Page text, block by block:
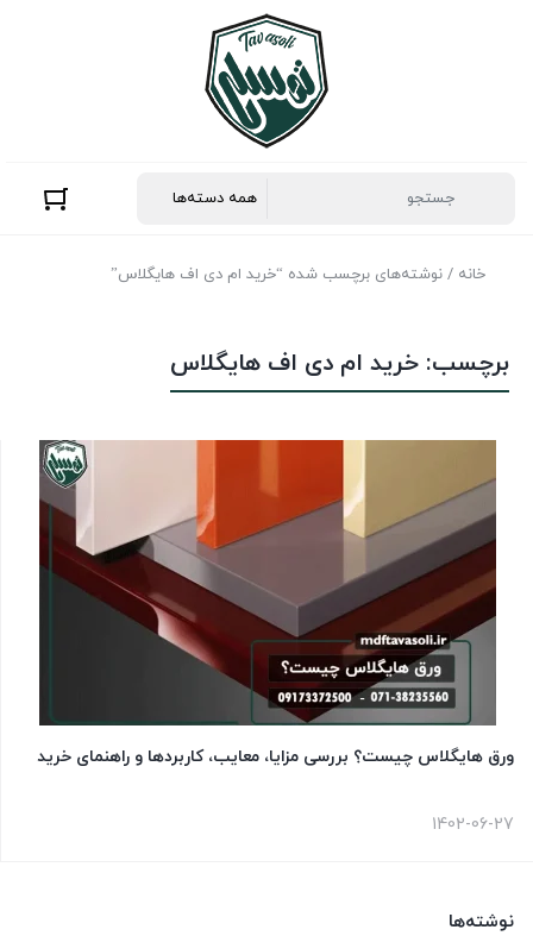
خانه / نوشته‌های برچسب شده “خرید ام دی اف هایگلاس”
نوشته‌ها
برچسب: خرید ام دی اف هایگلاس
ورق هایگلاس چیست؟ بررسی مزایا، معایب، کاربردها و راهنمای خرید
1402-06-27